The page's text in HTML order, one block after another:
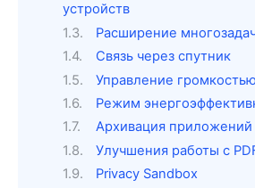
устройств
Расширение
Связь через спутник
Управление громкостью
Режим
Архивация приложений
Улучшения работы с
Privacy Sandbox